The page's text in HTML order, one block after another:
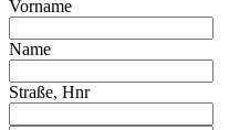
Vorname
Name
Straße, Hnr